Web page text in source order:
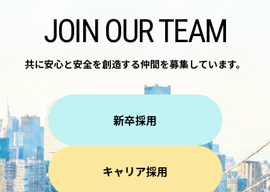
JOIN OUR TEAM
共に安心と安全を創造する仲間を募集しています。
新卒採用
キャリア採用